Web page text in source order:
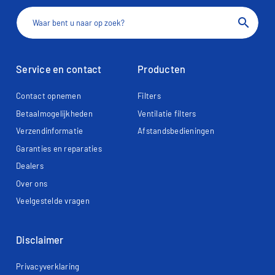
search
Service en contact
Contact opnemen
Betaalmogelijkheden
Verzendinformatie
Garanties en reparaties
Dealers
Over ons
Veelgestelde vragen
Producten
Filters
Ventilatie filters
Afstandsbedieningen
Disclaimer
Privacyverklaring